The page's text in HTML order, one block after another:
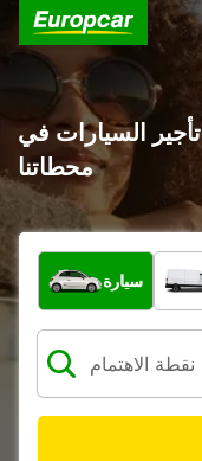
تأجير السيارات في Grand Baie : اكتشف جميع
محطاتنا
ما نوع المركبة؟
سيارة